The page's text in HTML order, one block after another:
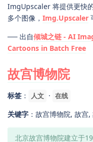
ImgUpscaler 将提供更快
多个图像， Img.Upscaler
── 出自倾城之链 - AI
Cartoons in Batch Free
故宫博物院
标签 ： 人文 · 在线
关键字 ：故宫博物院, 故宫
北京故宫博物院建立于